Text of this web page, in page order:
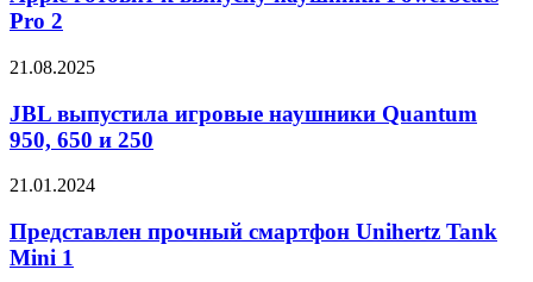
выпуску
наушники
Pro
Pro 2
JBL
игровые
наушники
Quantum
650
250
21.08.2025
JBL выпустила игровые наушники Quantum
950, 650 и 250
Представлен
смартфон
Unihertz
Tank
21.01.2024
Представлен прочный смартфон Unihertz Tank
Mini 1